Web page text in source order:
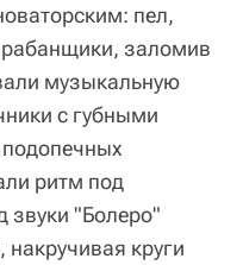
пел,
заломив
музыкальную
с губными
ритм под
звуки "Болеро"
круги